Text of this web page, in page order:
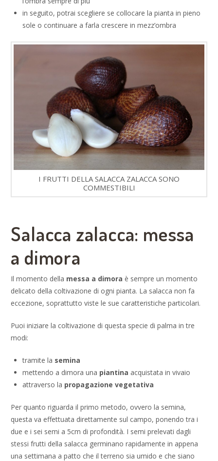
in seguito, potrai scegliere se collocare la pianta in pieno
sole o continuare a farla crescere in mezz’ombra
I FRUTTI DELLA SALACCA ZALACCA SONO
COMMESTIBILI
Salacca zalacca: messa
a dimora
Il momento della messa a dimora è sempre un momento
delicato della coltivazione di ogni pianta. La salacca non fa
eccezione, soprattutto viste le sue caratteristiche particolari.
Puoi iniziare la coltivazione di questa specie di palma in tre
modi:
tramite la semina
mettendo a dimora una piantina acquistata in vivaio
attraverso la propagazione vegetativa
Per quanto riguarda il primo metodo, ovvero la semina,
questa va effettuata direttamente sul campo, ponendo tra i
due e i sei semi a 5cm di profondità. I semi prelevati dagli
stessi frutti della salacca germinano rapidamente in appena
una settimana a patto che il terreno sia umido e che siano